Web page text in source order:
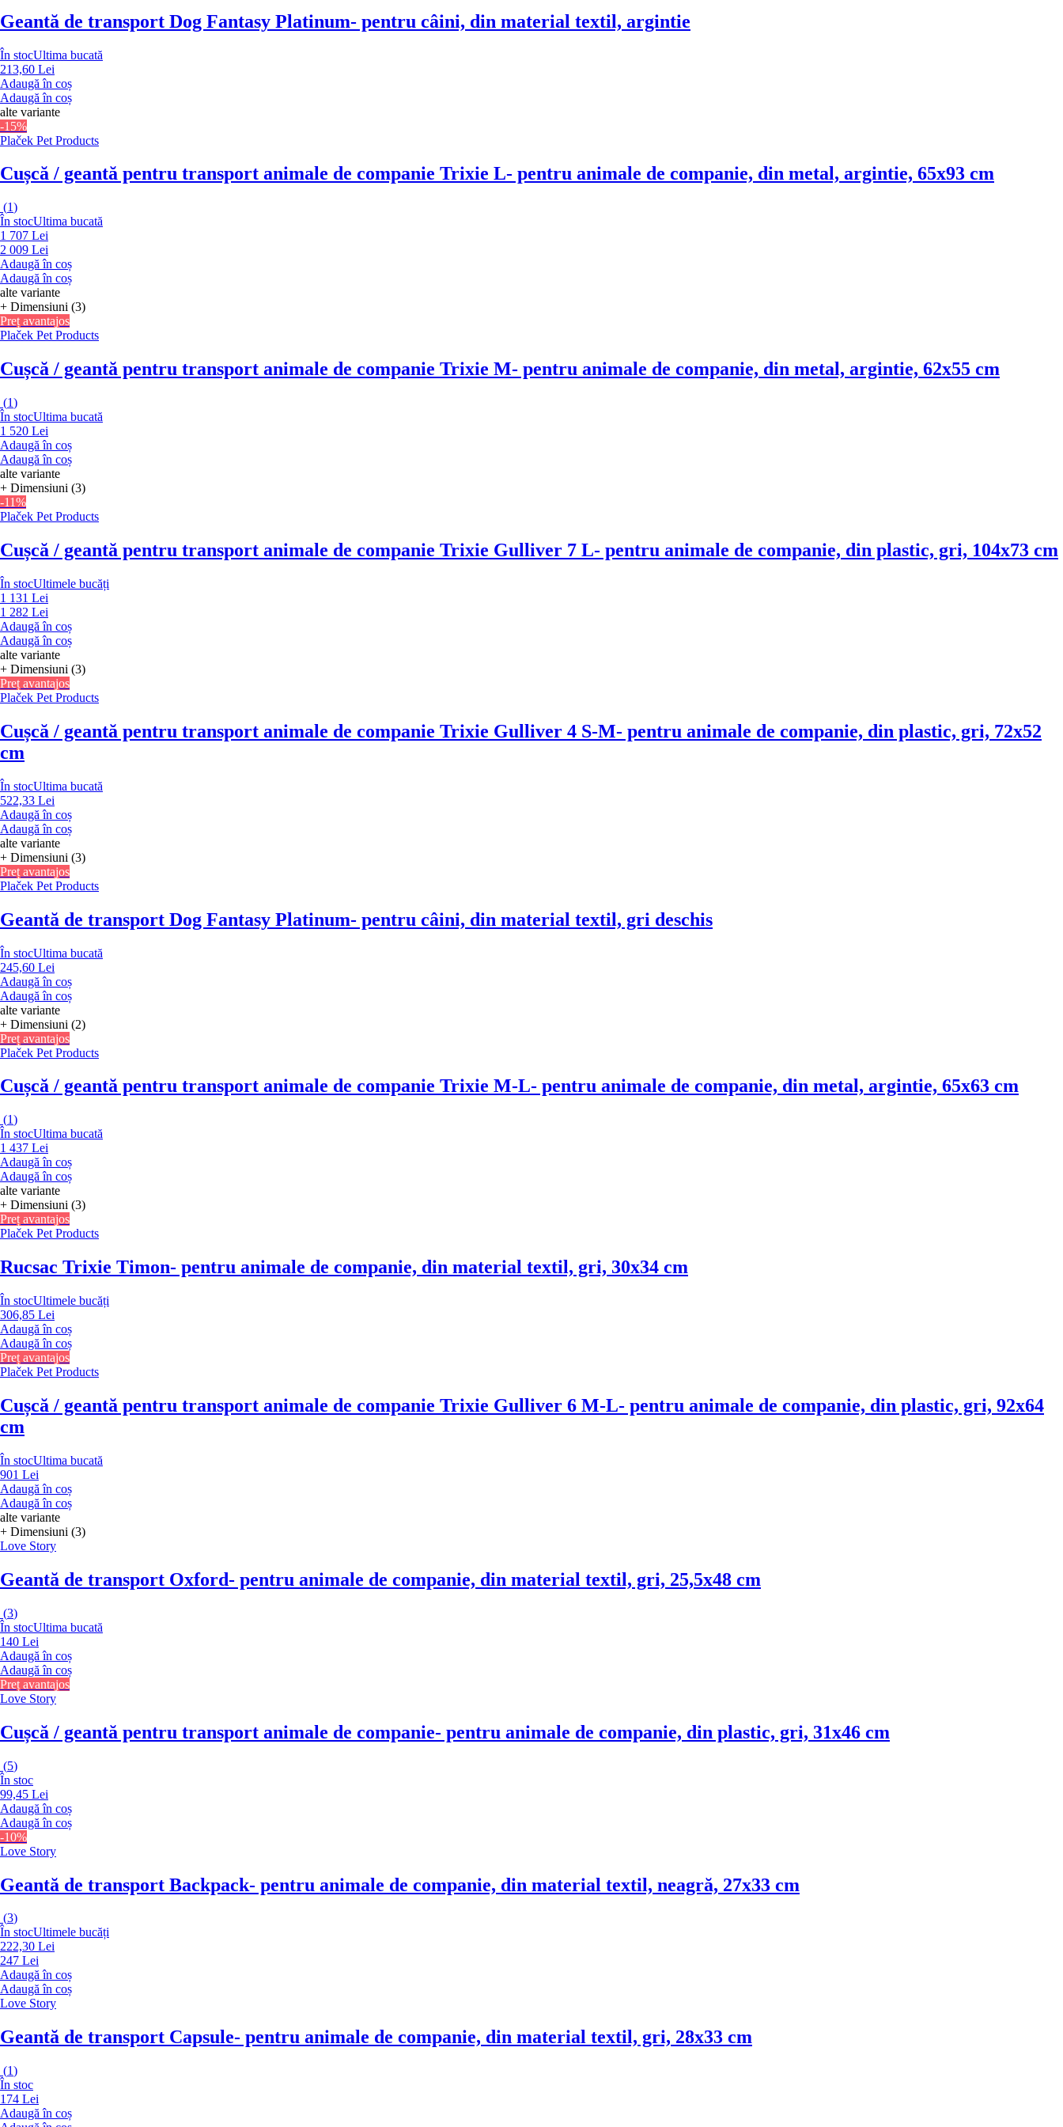
Geantă de transport Dog Fantasy Platinum- pentru câini, din material textil, argintie
În stocUltima bucată
213,60 Lei
Adaugă în coș
Adaugă în coș
alte variante
-15%
Plaček Pet Products
Cușcă / geantă pentru transport animale de companie Trixie L- pentru animale de companie, din metal, argintie, 65x93 cm
(1)
În stocUltima bucată
1 707 Lei
2 009 Lei
Adaugă în coș
Adaugă în coș
alte variante
+ Dimensiuni (3)
Preț avantajos
Plaček Pet Products
Cușcă / geantă pentru transport animale de companie Trixie M- pentru animale de companie, din metal, argintie, 62x55 cm
(1)
În stocUltima bucată
1 520 Lei
Adaugă în coș
Adaugă în coș
alte variante
+ Dimensiuni (3)
-11%
Plaček Pet Products
Cușcă / geantă pentru transport animale de companie Trixie Gulliver 7 L- pentru animale de companie, din plastic, gri, 104x73 cm
În stocUltimele bucăți
1 131 Lei
1 282 Lei
Adaugă în coș
Adaugă în coș
alte variante
+ Dimensiuni (3)
Preț avantajos
Plaček Pet Products
Cușcă / geantă pentru transport animale de companie Trixie Gulliver 4 S-M- pentru animale de companie, din plastic, gri, 72x52
cm
În stocUltima bucată
522,33 Lei
Adaugă în coș
Adaugă în coș
alte variante
+ Dimensiuni (3)
Preț avantajos
Plaček Pet Products
Geantă de transport Dog Fantasy Platinum- pentru câini, din material textil, gri deschis
În stocUltima bucată
245,60 Lei
Adaugă în coș
Adaugă în coș
alte variante
+ Dimensiuni (2)
Preț avantajos
Plaček Pet Products
Cușcă / geantă pentru transport animale de companie Trixie M-L- pentru animale de companie, din metal, argintie, 65x63 cm
(1)
În stocUltima bucată
1 437 Lei
Adaugă în coș
Adaugă în coș
alte variante
+ Dimensiuni (3)
Preț avantajos
Plaček Pet Products
Rucsac Trixie Timon- pentru animale de companie, din material textil, gri, 30x34 cm
În stocUltimele bucăți
306,85 Lei
Adaugă în coș
Adaugă în coș
Preț avantajos
Plaček Pet Products
Cușcă / geantă pentru transport animale de companie Trixie Gulliver 6 M-L- pentru animale de companie, din plastic, gri, 92x64
cm
În stocUltima bucată
901 Lei
Adaugă în coș
Adaugă în coș
alte variante
+ Dimensiuni (3)
Love Story
Geantă de transport Oxford- pentru animale de companie, din material textil, gri, 25,5x48 cm
(3)
În stocUltima bucată
140 Lei
Adaugă în coș
Adaugă în coș
Preț avantajos
Love Story
Cușcă / geantă pentru transport animale de companie- pentru animale de companie, din plastic, gri, 31x46 cm
(5)
În stoc
99,45 Lei
Adaugă în coș
Adaugă în coș
-10%
Love Story
Geantă de transport Backpack- pentru animale de companie, din material textil, neagră, 27x33 cm
(3)
În stocUltimele bucăți
222,30 Lei
247 Lei
Adaugă în coș
Adaugă în coș
Love Story
Geantă de transport Capsule- pentru animale de companie, din material textil, gri, 28x33 cm
(1)
În stoc
174 Lei
Adaugă în coș